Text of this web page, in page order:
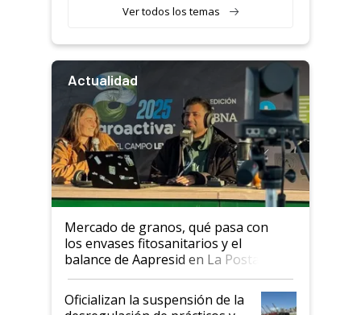
Ver todos los temas
Actualidad
Mercado de granos, qué pasa con
los envases fitosanitarios y el
balance de Aapresid en La Posta
Oficializan la suspensión de la